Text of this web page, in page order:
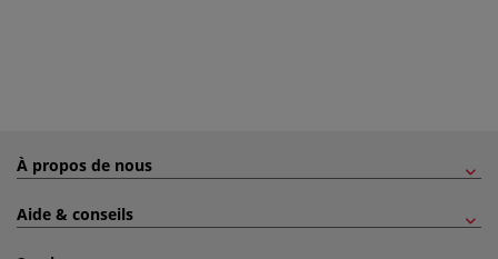
À propos de nous
Aide & conseils